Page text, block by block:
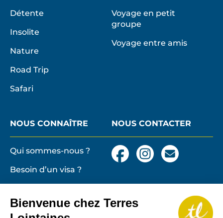
Bienvenue chez Terres
Détente
Insolite
Nature
Road Trip
Safari
Voyage en petit
groupe
Voyage entre amis
NOUS CONNAÎTRE
Qui sommes-nous ?
Besoin d’un visa ?
et particulières de
vente
NOUS CONTACTER
FacebookInstagram
Nous
contacter
email